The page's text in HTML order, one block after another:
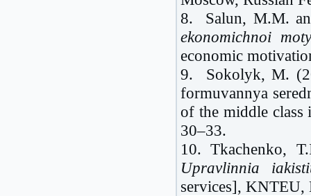
8. Salun, M.M.
ekonomichnoi
economic
9. Sokolyk, M.
formuvannya
of the middle
30–33.
10. Tkachenko,
Upravlinnia
services],